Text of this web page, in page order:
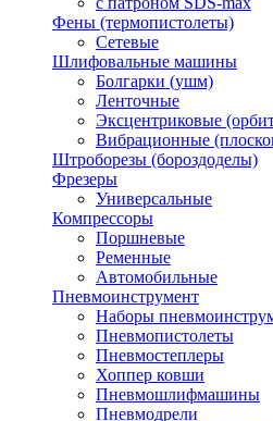
Фены (термопистолеты)
Сетевые
Шлифовальные машины
Болгарки (ушм)
Ленточные
Эксцентриковые
Вибрационные
Штроборезы (бороздоделы)
Фрезеры
Универсальные
Компрессоры
Поршневые
Ременные
Автомобильные
Пневмоинструмент
Наборы
Пневмопистолеты
Пневмостеплеры
Хоппер ковши
Пневмошлифмашины
Пневмодрели